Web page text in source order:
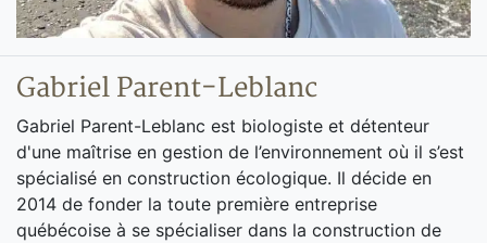
Gabriel Parent-Leblanc
Gabriel Parent-Leblanc est biologiste et détenteur
d'une maîtrise en gestion de l’environnement où il s’est
spécialisé en construction écologique. Il décide en
2014 de fonder la toute première entreprise
québécoise à se spécialiser dans la construction de